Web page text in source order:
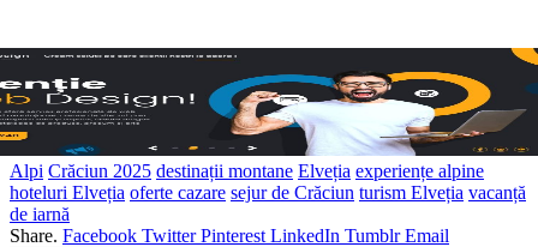
Alpi Crăciun 2025 destinații montane Elveția experiențe alpine
hoteluri Elveția oferte cazare sejur de Crăciun turism Elveția vacanță
de iarnă
Share. Facebook Twitter Pinterest LinkedIn Tumblr Email